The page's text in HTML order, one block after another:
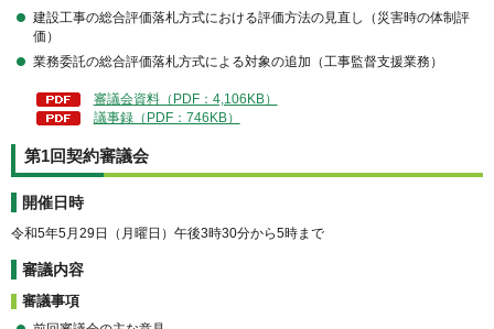
建設工事の総合評価落札方式における評価方法の見直し（災害時の体制評
価）
業務委託の総合評価落札方式による対象の追加（工事監督支援業務）
審議会資料（PDF：4,106KB）
議事録（PDF：746KB）
第1回契約審議会
開催日時
令和5年5月29日（月曜日）午後3時30分から5時まで
審議内容
審議事項